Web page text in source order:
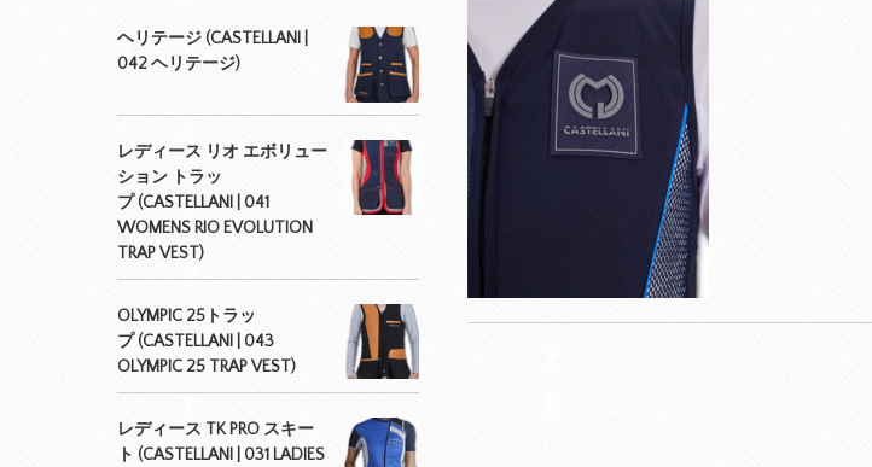
ヘリテージ (CASTELLANI |
042 ヘリテージ)
レディース リオ エボリュー
ション トラッ
プ (CASTELLANI | 041
WOMENS RIO EVOLUTION
TRAP VEST)
OLYMPIC 25トラッ
プ (CASTELLANI | 043
OLYMPIC 25 TRAP VEST)
レディース TK PRO スキー
ト (CASTELLANI | 031 LADIES